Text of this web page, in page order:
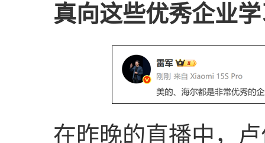
真向这些优秀企业
在昨晚的直播中，